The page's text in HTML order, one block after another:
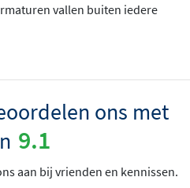
vallen buiten iedere
ons met
9.1
aan bij vrienden en kennissen.